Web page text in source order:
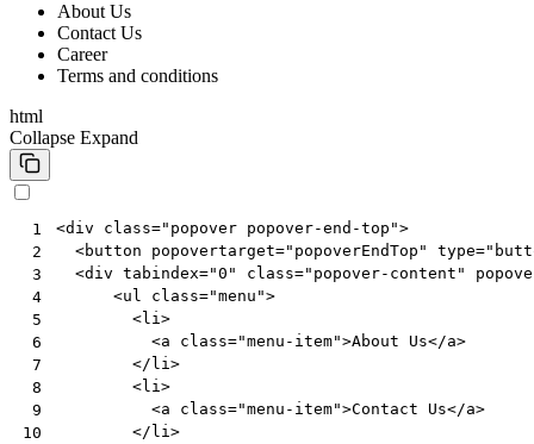
About Us
Contact Us
Career
Terms and conditions
html
Collapse Expand
1
2
3
4
5
6
7
8
9
10
<div class="popover popover-end-top">
<button popovertarget="popoverEndTop" type=
<div tabindex="0" class="popover-content"
<ul class="menu">
<li>
<a class="menu-item">About Us</a>
</ li>
<li>
<a class="menu-item">Contact Us</a>
</ li>